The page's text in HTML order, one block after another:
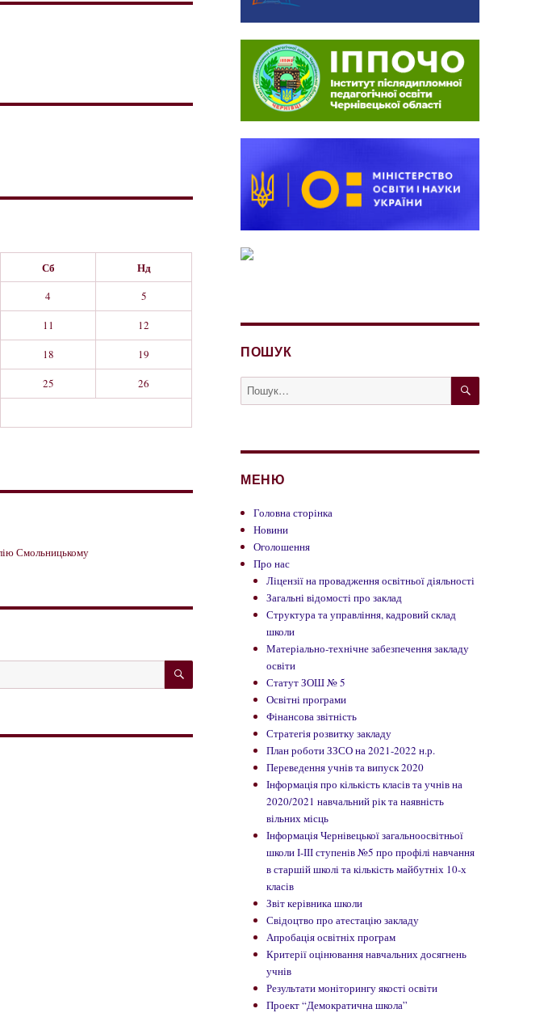
Сб Нд
4 5
11
12
18
19
25
26
Смольницькому
ШУКАТИ
ПОШУК
Пошук
ШУКАТИ
МЕНЮ
Головна сторінка
Новини
Оголошення
Про нас
Ліцензії на провадження освітньої діяльності
Загальні відомості про заклад
Структура та управління, кадровий склад
школи
Матеріально-технічне забезпечення закладу
освіти
Статут ЗОШ № 5
Освітні програми
Фінансова звітність
Стратегія розвитку закладу
План роботи ЗЗСО на 2021-2022 н.р.
Переведення учнів та випуск 2020
Інформація про кількість класів та учнів на
2020/2021 навчальний рік та наявність
вільних місць
Інформація Чернівецької загальноосвітньої
школи І-ІІІ ступенів №5 про профілі навчання
в старшій школі та кількість майбутніх 10-х
класів
Звіт керівника школи
Свідоцтво про атестацію закладу
Апробація освітніх програм
Критерії оцінювання навчальних досягнень
учнів
Результати моніторингу якості освіти
Проект “Демократична школа”